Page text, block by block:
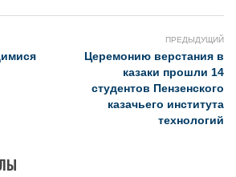
ПРЕДЫДУЩИЙ
Церемонию верстания в
казаки прошли 14
студентов Пензенского
казачьего института
технологий